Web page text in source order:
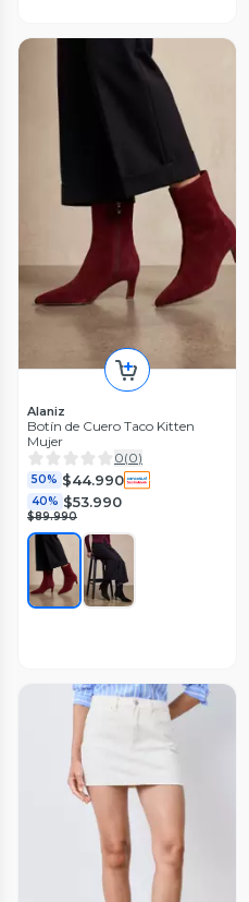
Alaniz
Botín de Cuero Taco Kitten
Mujer
0(0)
50% $44.990
40% $53.990
$89.990